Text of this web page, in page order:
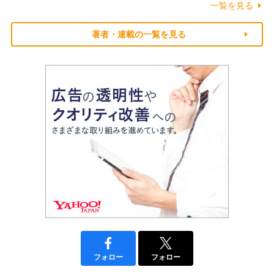
一覧を見る
著者・連載の一覧を見る
フォロー フォロー